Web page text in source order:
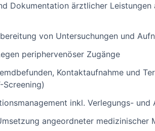
Dokumentation ärztlicher
von Untersuchungen und
periphervenöser Zugänge
Kontaktaufnahme und
inkl. Verlegungs- und
angeordneter medizinischer